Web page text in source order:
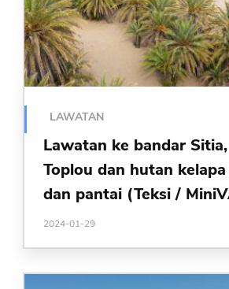
LAWATAN
Lawatan ke bandar
Toplou dan hutan
dan pantai (Teksi /
2024-01-29